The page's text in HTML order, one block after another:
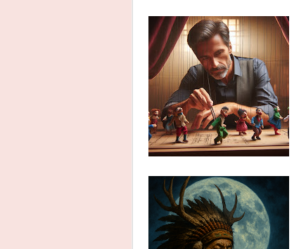
de ações mal-intencionadas.